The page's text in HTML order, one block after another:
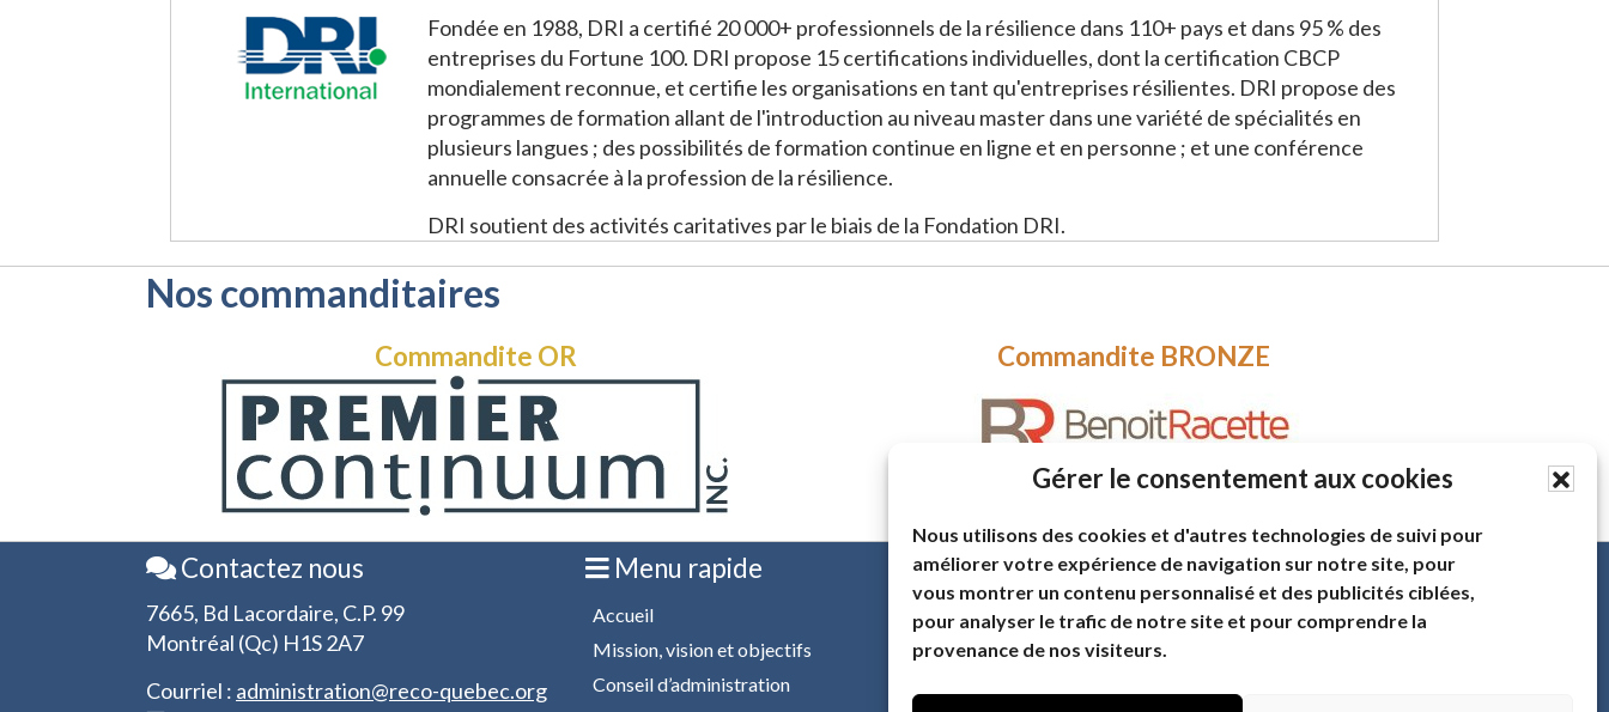
Gérer le consentement aux cookies
Nous utilisons des cookies et d'autres technologies de suivi pour
améliorer votre expérience de navigation sur notre site, pour
vous montrer un contenu personnalisé et des publicités ciblées,
pour analyser le trafic de notre site et pour comprendre la
provenance de nos visiteurs.
Fondée en 1988, DRI a certifié 20 000+ professionnels de la résilience dans 110+ pays et dans 95 % des
entreprises du Fortune 100. DRI propose 15 certifications individuelles, dont la certification CBCP
mondialement reconnue, et certifie les organisations en tant qu'entreprises résilientes. DRI propose des
programmes de formation allant de l'introduction au niveau master dans une variété de spécialités en
plusieurs langues ; des possibilités de formation continue en ligne et en personne ; et une conférence
annuelle consacrée à la profession de la résilience.
DRI soutient des activités caritatives par le biais de la Fondation DRI.
Nos commanditaires
Commandite OR Commandite BRONZE
Contactez nous
7665, Bd Lacordaire, C.P. 99
Montréal (Qc) H1S 2A7
Courriel : administration@reco-quebec.org
Menu rapide
Accueil
Mission, vision et objectifs
Conseil d’administration
Infolettre
Restez informé(e)!
Inscrivez-vous à notre infolettre pour recevoir